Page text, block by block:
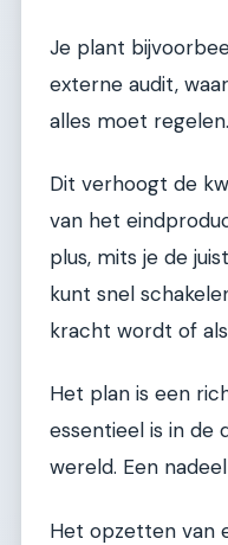
Je plant
externe audit,
alles moet regelen.
Dit verhoogt de
van het
plus, mits je de
kunt snel
kracht wordt of
Het plan is een
essentieel is in de
wereld. Een
Het opzetten van